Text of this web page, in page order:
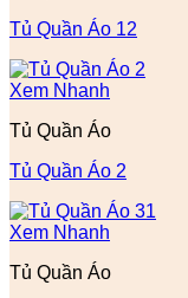
Tủ Quần Áo 12
Xem Nhanh
Tủ Quần Áo
Tủ Quần Áo 2
Xem Nhanh
Tủ Quần Áo